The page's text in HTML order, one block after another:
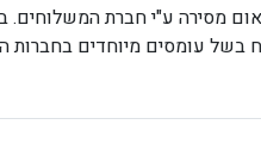
מסירה ע"י חברת המשלוחים.
בשל עומסים מיוחדים בחברות